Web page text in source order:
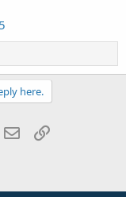
here.
Email